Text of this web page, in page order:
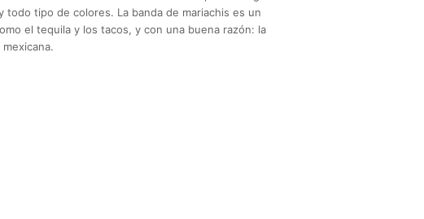
tipo de colores. La banda de mariachis es un
el tequila y los tacos, y con una buena razón: la